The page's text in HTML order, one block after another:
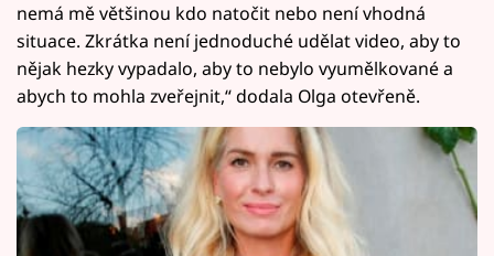
nemá mě většinou kdo natočit nebo není vhodná
situace. Zkrátka není jednoduché udělat video, aby to
nějak hezky vypadalo, aby to nebylo vyumělkované a
abych to mohla zveřejnit,“ dodala Olga otevřeně.